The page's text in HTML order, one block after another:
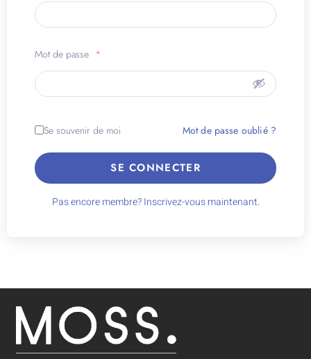
Mot de passe *
Se souvenir de moi Mot de passe oublié ?
SE CONNECTER
Pas encore membre? Inscrivez-vous maintenant.